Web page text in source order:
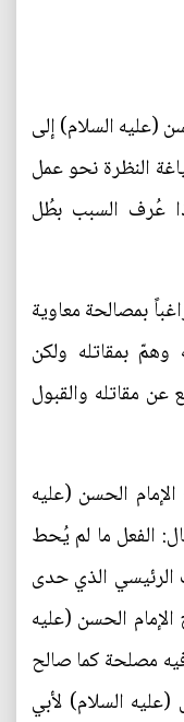
(عليه السلام) إلى
النظرة نحو عمل
عُرف السبب بطُل
بمصالحة معاوية
بمقاتله ولكن
مقاتله والقبول
الحسن (عليه
الفعل ما لم يُحط
الرئيسي الذي حدى
الإمام الحسن (عليه
مصلحة كما صالح
السلام) لأبي